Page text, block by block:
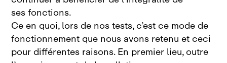
ses fonctions.
Ce en quoi, lors de nos tests, c’est ce mode de
fonctionnement que nous avons retenu et ceci
pour différentes raisons. En premier lieu, outre